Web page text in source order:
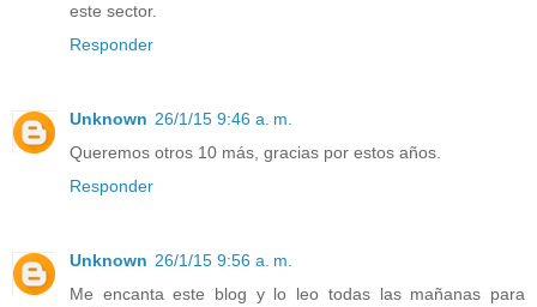
este sector.
Responder
Unknown 26/1/15 9:46 a. m.
Queremos otros 10 más, gracias por estos años.
Responder
Unknown 26/1/15 9:56 a. m.
Me encanta este blog y lo leo todas las mañanas para